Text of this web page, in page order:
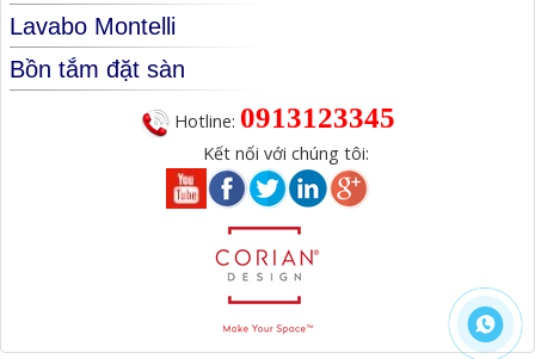
Lavabo Montelli
Bồn tắm đặt sàn
Hotline: 0913123345
Kết nối với chúng tôi: